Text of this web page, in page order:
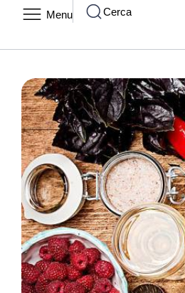
Menu Cerca